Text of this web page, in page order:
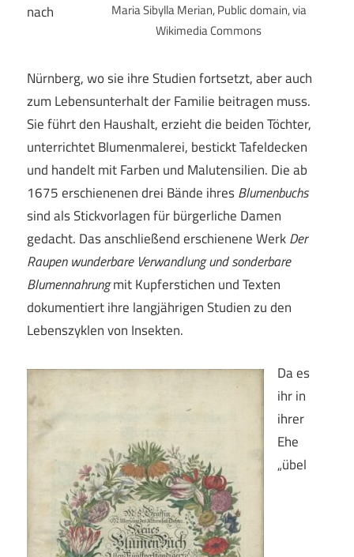
Maria Sibylla Merian, Public domain, via
Wikimedia Commons
nach
Nürnberg, wo sie ihre Studien fortsetzt, aber auch
zum Lebensunterhalt der Familie beitragen muss.
Sie führt den Haushalt, erzieht die beiden Töchter,
unterrichtet Blumenmalerei, bestickt Tafeldecken
und handelt mit Farben und Malutensilien. Die ab
1675 erschienenen drei Bände ihresBlumenbuchs
sind als Stickvorlagen für bürgerliche Damen
gedacht. Das anschließend erschienene WerkDer
Raupen wunderbare Verwandlung und sonderbare
Blumennahrungmit Kupferstichen und Texten
dokumentiert ihre langjährigen Studien zu den
Lebenszyklen von Insekten.
Da es
ihr in
ihrer
Ehe
„übel